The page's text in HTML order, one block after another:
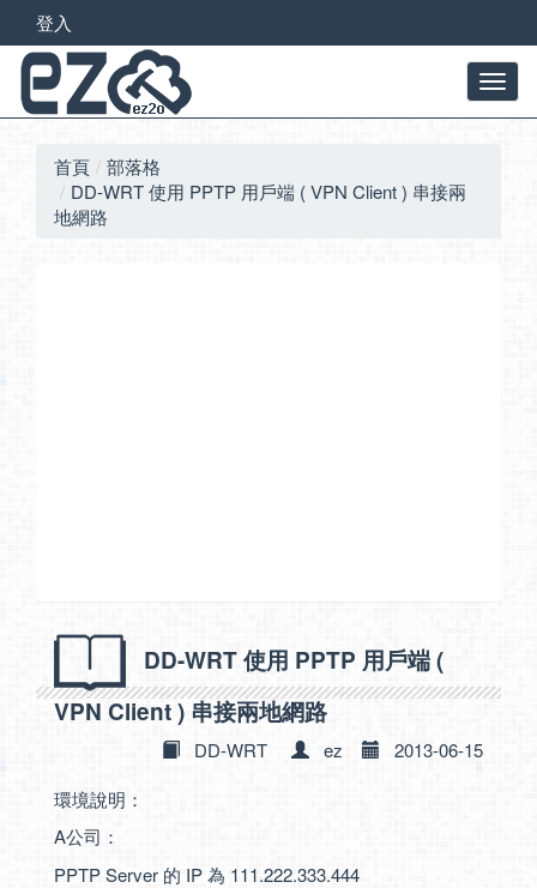
登入
首頁
部落格
DD-WRT 使用 PPTP 用戶端 ( VPN Client ) 串接兩
地網路
DD-WRT 使用 PPTP 用戶端 (
VPN Client ) 串接兩地網路
DD-WRT ez
2013-06-15
環境說明：
A公司：
PPTP Server 的 IP 為 111.222.333.444